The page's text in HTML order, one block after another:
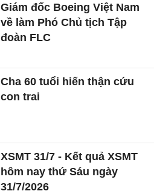
Giám đốc Boeing Việt Nam
về làm Phó Chủ tịch Tập
đoàn FLC
Cha 60 tuổi hiến thận cứu
con trai
XSMT 31/7 - Kết quả XSMT
hôm nay thứ Sáu ngày
31/7/2026